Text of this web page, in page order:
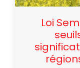
Loi